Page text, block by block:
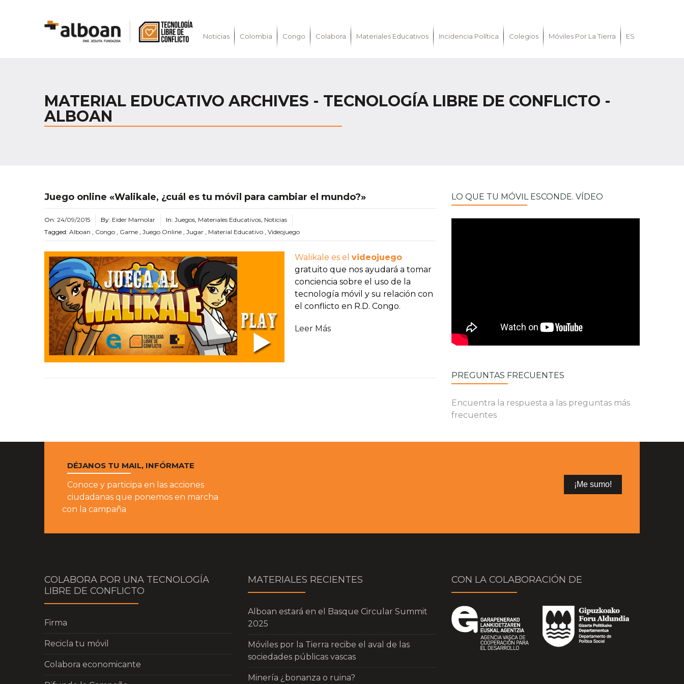
Noticias Colombia Congo Colabora Materiales Educativos Incidencia Política Colegios Móviles Por La Tierra ES
MATERIAL EDUCATIVO ARCHIVES - TECNOLOGÍA LIBRE DE CONFLICTO -
ALBOAN
Juego online «Walikale, ¿cuál es tu móvil para cambiar el mundo?»
On: 24/09/2015 By: Eider Mamolar In: Juegos, Materiales Educativos, Noticias
Tagged: Alboan , Congo , Game , Juego Online , Jugar , Material Educativo , Videojuego
Walikale es el videojuego
gratuito que nos ayudará a tomar
conciencia sobre el uso de la
tecnología móvil y su relación con
el conflicto en R.D. Congo.
Leer Más
LO QUE TU MÓVIL ESCONDE. VÍDEO
PREGUNTAS FRECUENTES
Encuentra la respuesta a las preguntas más
frecuentes
DÉJANOS TU MAIL, INFÓRMATE
Conoce y participa en las acciones
ciudadanas que ponemos en marcha
con la campaña
COLABORA POR UNA TECNOLOGÍA
LIBRE DE CONFLICTO
Firma
Recicla tu móvil
Colabora economicante
MATERIALES RECIENTES
Alboan estará en el Basque Circular Summit
2025
Móviles por la Tierra recibe el aval de las
sociedades públicas vascas
Minería ¿bonanza o ruina?
CON LA COLABORACIÓN DE